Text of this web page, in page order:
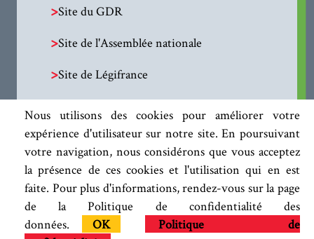
Nous utilisons des cookies pour améliorer votre
expérience d'utilisateur sur notre site. En poursuivant
votre navigation, nous considérons que vous acceptez
la présence de ces cookies et l'utilisation qui en est
faite. Pour plus d'informations, rendez-vous sur la page
de la Politique de confidentialité des
données.
OK
Politique de
>Site du GDR
>Site de l'Assemblée nationale
>Site de Légifrance